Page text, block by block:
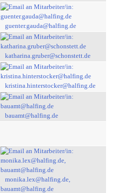
guenter.gauda@halfing.de
katharina.gruber@schonstett.de
kristina.hinterstocker@halfing.de
bauamt@halfing.de
monika.lex@halfing.de,
bauamt@halfing.de